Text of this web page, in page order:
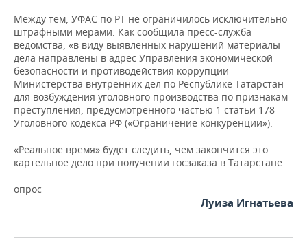
Между тем, УФАС по РТ не ограничилось исключительно
штрафными мерами. Как сообщила пресс-служба
ведомства, «в виду выявленных нарушений материалы
дела направлены в адрес Управления экономической
безопасности и противодействия коррупции
Министерства внутренних дел по Республике Татарстан
для возбуждения уголовного производства по признакам
преступления, предусмотренного частью 1 статьи 178
Уголовного кодекса РФ («Ограничение конкуренции»).
«Реальное время» будет следить, чем закончится это
картельное дело при получении госзаказа в Татарстане.
опрос
Луиза Игнатьева